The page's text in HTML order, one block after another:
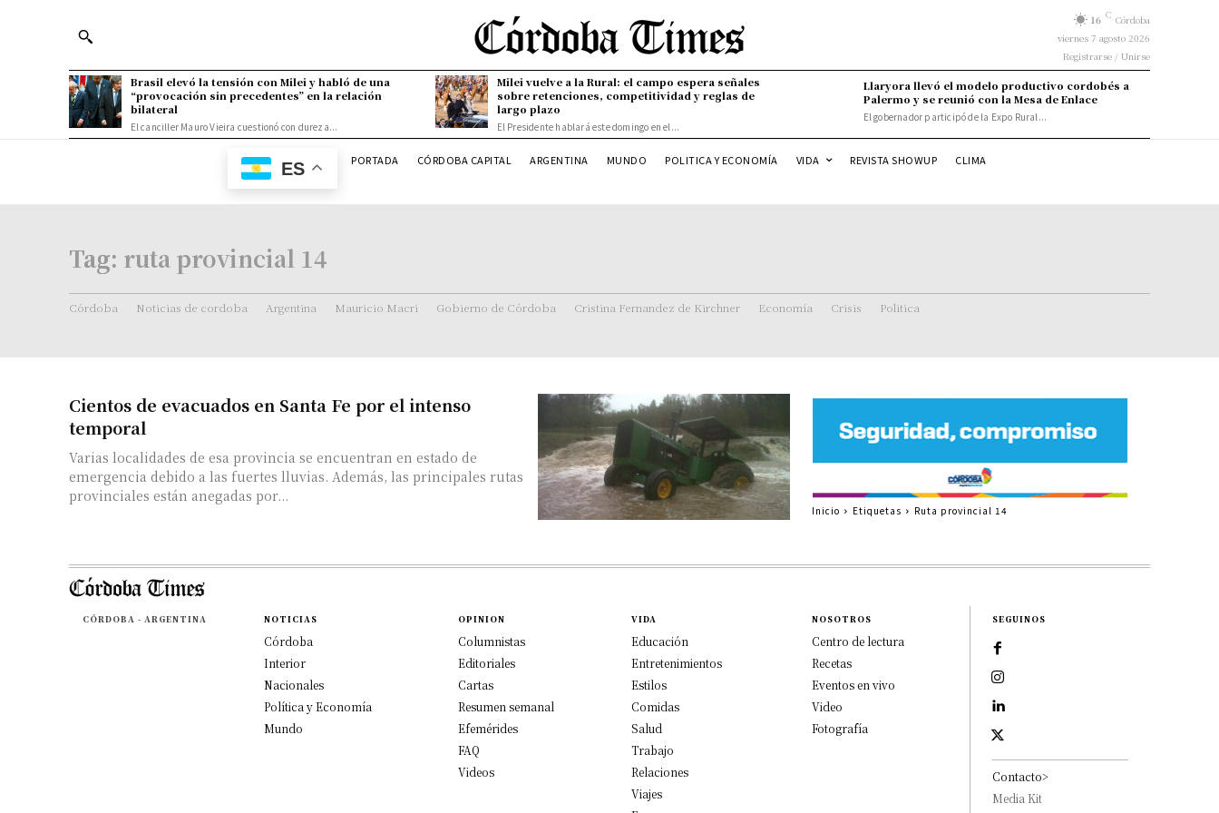
16 C Córdoba
viernes 7 agosto 2026
Registrarse / Unirse
Brasil elevó la tensión con Milei y habló de una
“provocación sin precedentes” en la relación
bilateral
El canciller Mauro Vieira cuestionó con dureza...
Milei vuelve a la Rural: el campo espera señales
sobre retenciones, competitividad y reglas de
largo plazo
El Presidente hablará este domingo en el...
Llaryora llevó el modelo productivo cordobés a
Palermo y se reunió con la Mesa de Enlace
El gobernador participó de la Expo Rural...
ES PORTADA CÓRDOBA CAPITAL ARGENTINA MUNDO POLITICA Y ECONOMÍA VIDA REVISTA SHOWUP CLIMA
Tag: ruta provincial 14
Córdoba Noticias de cordoba Argentina Mauricio Macri Gobierno de Córdoba Cristina Fernandez de Kirchner Economía Crisis Politica
Cientos de evacuados en Santa Fe por el intenso
temporal
Varias localidades de esa provincia se encuentran en estado de
emergencia debido a las fuertes lluvias. Además, las principales rutas
provinciales están anegadas por...
Inicio Etiquetas Ruta provincial 14
CÓRDOBA - ARGENTINA NOTICIAS
Córdoba
Interior
Nacionales
Política y Economía
Mundo
OPINION
Columnistas
Editoriales
Cartas
Resumen semanal
Efemérides
FAQ
Videos
VIDA
Educación
Entretenimientos
Estilos
Comidas
Salud
Trabajo
Relaciones
Viajes
NOSOTROS
Centro de lectura
Recetas
Eventos en vivo
Video
Fotografía
SEGUINOS
Contacto>
Media Kit